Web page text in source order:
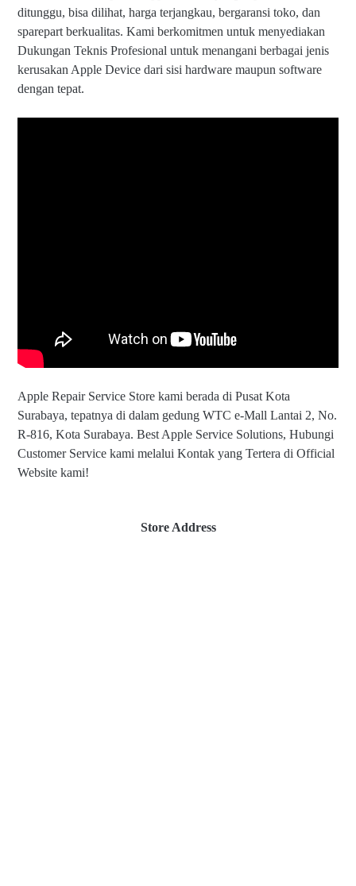
ditunggu, bisa dilihat, harga terjangkau, bergaransi toko, dan
sparepart berkualitas. Kami berkomitmen untuk menyediakan
Dukungan Teknis Profesional untuk menangani berbagai jenis
kerusakan Apple Device dari sisi hardware maupun software
dengan tepat.
Apple Repair Service Store kami berada di Pusat Kota
Surabaya, tepatnya di dalam gedung WTC e-Mall Lantai 2, No.
R-816, Kota Surabaya. Best Apple Service Solutions, Hubungi
Customer Service kami melalui Kontak yang Tertera di Official
Website kami!
Store Address